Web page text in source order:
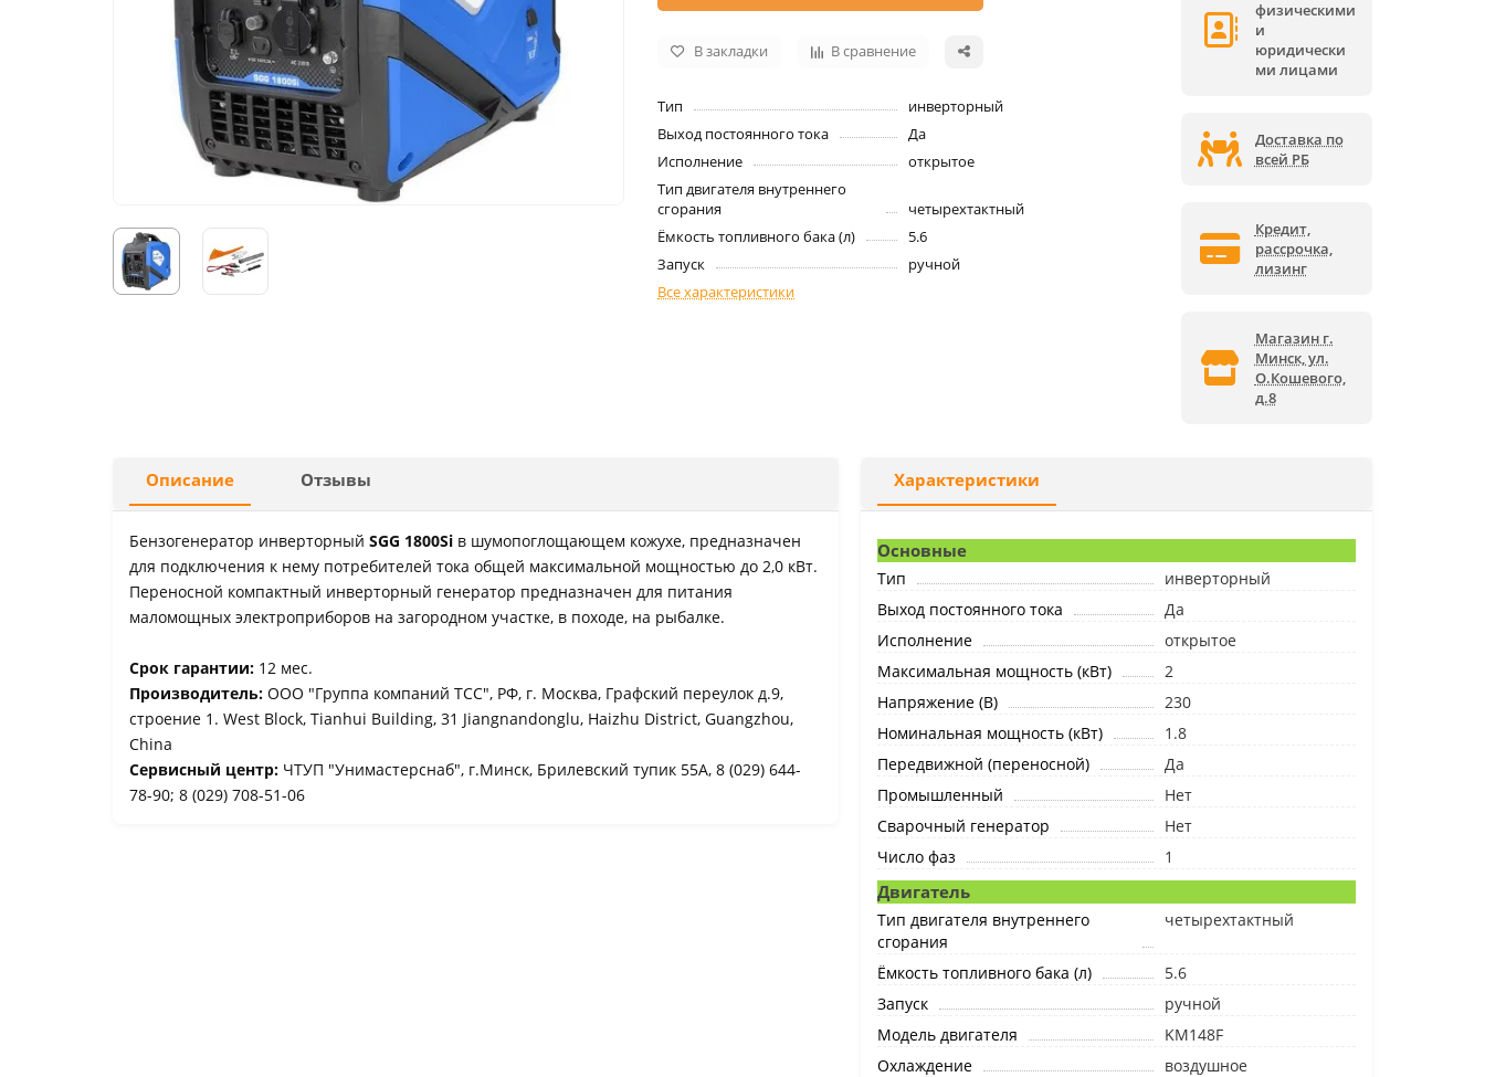
В закладки В сравнение
Тип
инверторный
Выход постоянного тока
Да
Исполнение
открытое
Тип двигателя внутреннего
сгорания
четырехтактный
Ёмкость топливного бака (л)
5.6
Запуск
ручной
Все характеристики
физическими
и
юридически
ми лицами
Доставка по
всей РБ
Кредит,
рассрочка,
лизинг
Магазин г.
Минск, ул.
О.Кошевого,
д.8
Описание Отзывы
Бензогенератор инверторный SGG 1800Si в шумопоглощающем кожухе, предназначен
для подключения к нему потребителей тока общей максимальной мощностью до 2,0 кВт.
Переносной компактный инверторный генератор предназначен для питания
маломощных электроприборов на загородном участке, в походе, на рыбалке.
Срок гарантии: 12 мес.
Производитель: ООО "Группа компаний ТСС", РФ, г. Москва, Графский переулок д.9,
строение 1. West Block, Tianhui Building, 31 Jiangnandonglu, Haizhu District, Guangzhou,
China
Сервисный центр: ЧТУП "Унимастерснаб", г.Минск, Брилевский тупик 55А, 8 (029) 644-
78-90; 8 (029) 708-51-06
Характеристики
Основные
Тип
инверторный
Выход постоянного тока
Да
Исполнение
открытое
Максимальная мощность (кВт)
2
Напряжение (В)
230
Номинальная мощность (кВт)
1.8
Передвижной (переносной)
Да
Промышленный
Нет
Сварочный генератор
Нет
Число фаз
1
Двигатель
Тип двигателя внутреннего
сгорания
четырехтактный
Ёмкость топливного бака (л)
5.6
Запуск
ручной
Модель двигателя
KM148F
Охлаждение
воздушное